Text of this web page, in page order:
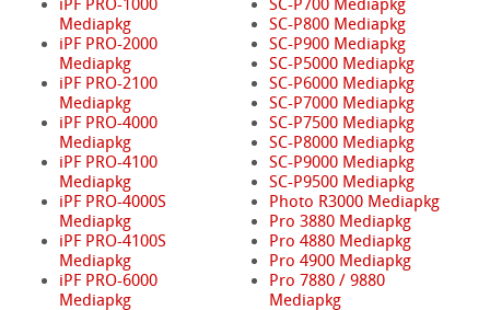
iPF PRO-1000
Mediapkg
iPF PRO-2000
Mediapkg
iPF PRO-2100
Mediapkg
iPF PRO-4000
Mediapkg
iPF PRO-4100
Mediapkg
iPF PRO-4000S
Mediapkg
iPF PRO-4100S
Mediapkg
iPF PRO-6000
Mediapkg
SC-P700 Mediapkg
SC-P800 Mediapkg
SC-P900 Mediapkg
SC-P5000 Mediapkg
SC-P6000 Mediapkg
SC-P7000 Mediapkg
SC-P7500 Mediapkg
SC-P8000 Mediapkg
SC-P9000 Mediapkg
SC-P9500 Mediapkg
Photo R3000 Mediapkg
Pro 3880 Mediapkg
Pro 4880 Mediapkg
Pro 4900 Mediapkg
Pro 7880 / 9880
Mediapkg